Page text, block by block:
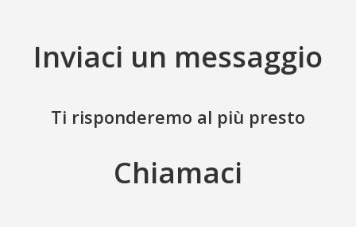
Inviaci un messaggio
Ti risponderemo al più presto
Chiamaci